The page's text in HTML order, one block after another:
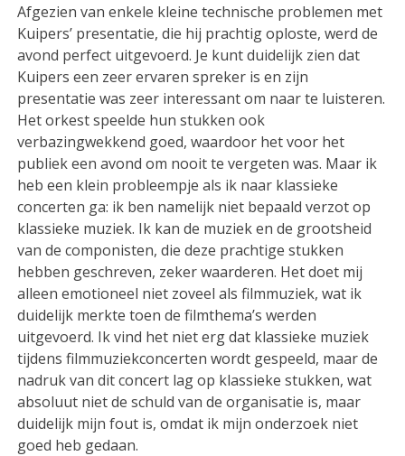
Afgezien van enkele kleine technische problemen met
Kuipers’ presentatie, die hij prachtig oploste, werd de
avond perfect uitgevoerd. Je kunt duidelijk zien dat
Kuipers een zeer ervaren spreker is en zijn
presentatie was zeer interessant om naar te luisteren.
Het orkest speelde hun stukken ook
verbazingwekkend goed, waardoor het voor het
publiek een avond om nooit te vergeten was. Maar ik
heb een klein probleempje als ik naar klassieke
concerten ga: ik ben namelijk niet bepaald verzot op
klassieke muziek. Ik kan de muziek en de grootsheid
van de componisten, die deze prachtige stukken
hebben geschreven, zeker waarderen. Het doet mij
alleen emotioneel niet zoveel als filmmuziek, wat ik
duidelijk merkte toen de filmthema’s werden
uitgevoerd. Ik vind het niet erg dat klassieke muziek
tijdens filmmuziekconcerten wordt gespeeld, maar de
nadruk van dit concert lag op klassieke stukken, wat
absoluut niet de schuld van de organisatie is, maar
duidelijk mijn fout is, omdat ik mijn onderzoek niet
goed heb gedaan.